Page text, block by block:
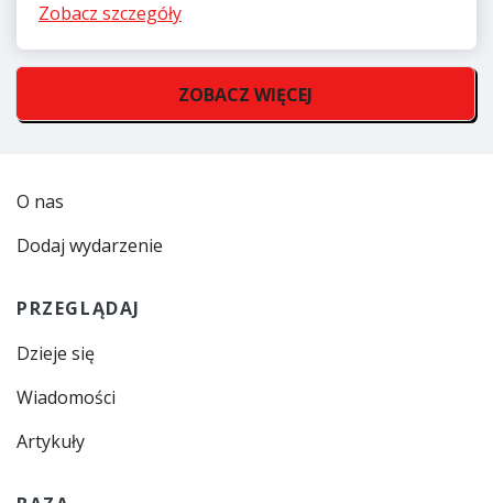
Zobacz szczegóły
ZOBACZ WIĘCEJ
O nas
Dodaj wydarzenie
PRZEGLĄDAJ
Dzieje się
Wiadomości
Artykuły